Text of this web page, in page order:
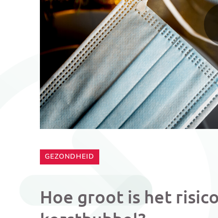
CATEGORIE:
GEZONDHEID
Hoe groot is het